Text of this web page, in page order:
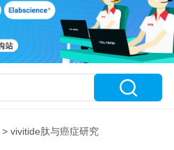
> vivitide肽与癌症研究